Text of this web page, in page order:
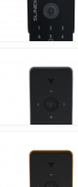
s
stanica s